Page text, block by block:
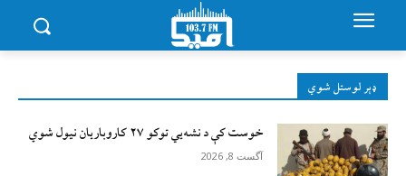
ډېر لوستل شوي
خوست کې د نشه‌يي توکو ۲۷ کاروباریان نیول شوي
آگست 8, 2026